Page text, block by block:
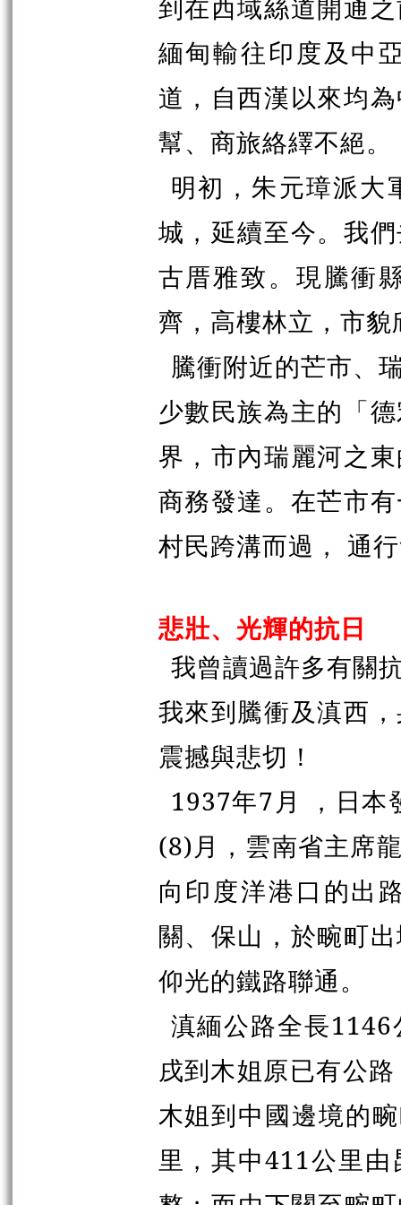
到在西域絲道開通
緬甸輸往印度及中
道，自西漢以來均
幫、商旅絡繹不絕。
明初，朱元璋派大
城，延續至今。我
古厝雅致。現騰衝
齊，高樓林立，市
騰衝附近的芒市、
少數民族為主的「
界，市內瑞麗河之
商務發達。在芒市
村民跨溝而過， 通
悲壯、光輝的抗日
我曾讀過許多有關
我來到騰衝及滇西
震撼與悲切！
1937年7月 ，日本
(8)月，雲南省主席
向印度洋港口的出
關、保山，於畹町
仰光的鐵路聯通。
滇緬公路全長
戌到木姐原已有公
木姐到中國邊境的
里，其中411公里